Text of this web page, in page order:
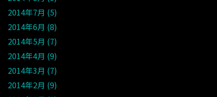
2014年7月 5
2014年6月 8
2014年5月 7
2014年4月 9
2014年3月 7
2014年2月 9